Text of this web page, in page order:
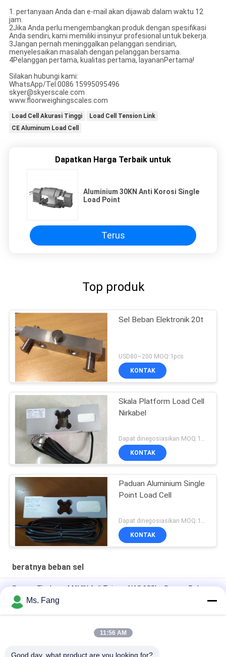
1. pertanyaan Anda dan e-mail akan dijawab dalam waktu 12
jam.
2Jika Anda perlu mengembangkan produk dengan spesifikasi
Anda sendiri, kami memiliki insinyur profesional untuk bekerja.
3Jangan pernah meninggalkan pelanggan sendirian,
menyelesaikan masalah dengan pelanggan bersama.
4Pelanggan pertama, kualitas pertama, layananPertama!
Silakan hubungi kami:
WhatsApp/Tel:0086 15995095496
skyer@skyerscale.com
www.floorweighingscales.com
Load Cell Akurasi Tinggi
Load Cell Tension Link
CE Aluminum Load Cell
Dapatkan Harga Terbaik untuk
Aluminium 30KN Anti Korosi Single
Load Point
Terus
Top produk
Sel Beban Elektronik 20t
USD80~200 MOQ:1pcs
KONTAK
Skala Platform Load Cell
Nirkabel
Dapat dinegosiasikan MOQ:10pcs
KONTAK
Paduan Aluminium Single
Point Load Cell
KONTAK
beratnya beban sel
Sensor Timbang MAVIN Asli Taiwan NA3 100kg Sensor Beban
Timbangan Meja
Sensor Gaya Digital & Sel Beban NA3 500kg
Load Cell L6E3 Aluminum Alloy Electric Scales Weighing
Ms. Fang
11:56 AM
Good day, what product are you looking for?